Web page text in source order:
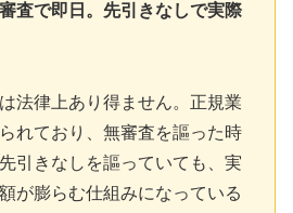
査で即日。先引きなしで実際
は法律上あり得ません。正規業
れており、無審査を謳った時
引きなしを謳っていても、実
が膨らむ仕組みになっている